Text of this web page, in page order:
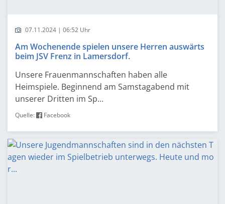
07.11.2024 | 06:52 Uhr
Am Wochenende spielen unsere Herren auswärts
beim JSV Frenz in Lamersdorf.
Unsere Frauenmannschaften haben alle
Heimspiele. Beginnend am Samstagabend mit
unserer Dritten im Sp...
Quelle: Facebook